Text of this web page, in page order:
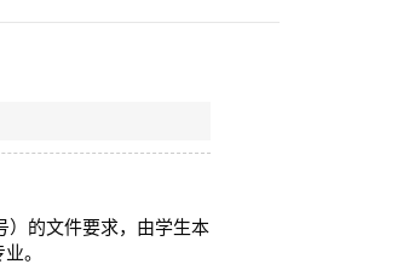
）的文件要求，由学生本
。